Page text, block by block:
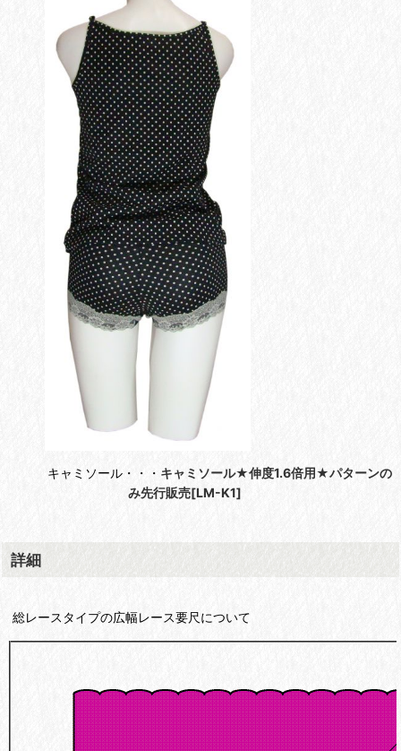
キャミソール・・・ キャミソール★伸度1.6倍用★パターンの
み先行販売[LM-K1]
詳細
総レースタイプの広幅レース要尺について